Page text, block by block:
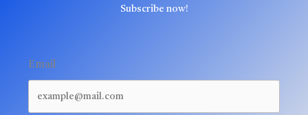
Subscribe now!
Email